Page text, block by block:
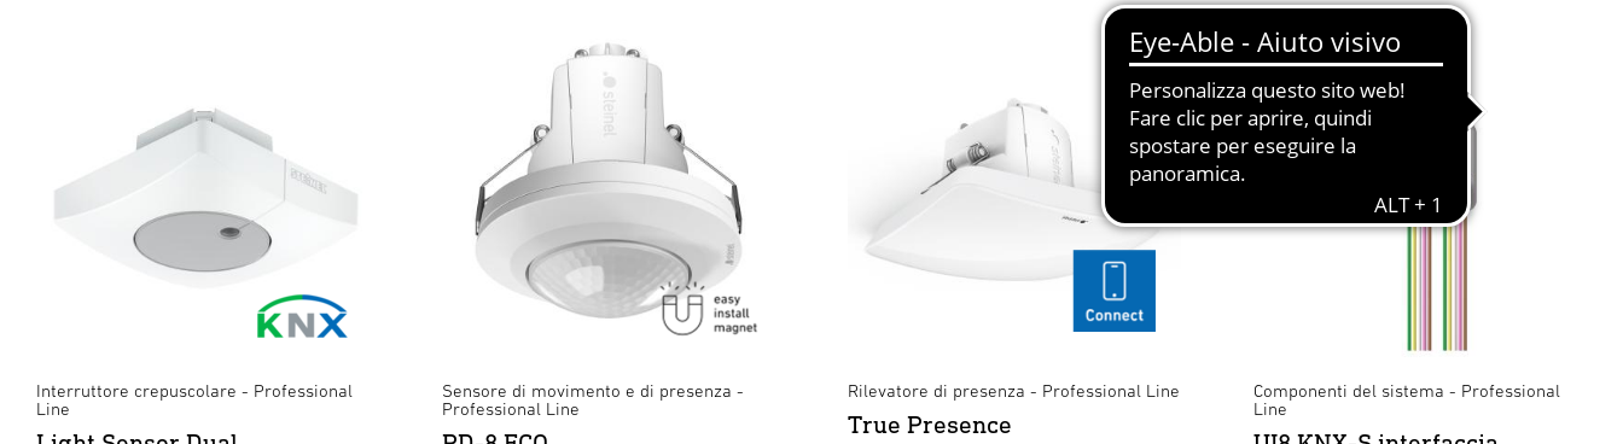
Interruttore crepuscolare - Professional
Line
Sensore di movimento e di presenza -
Professional Line
Rilevatore di presenza - Professional Line
True Presence
Componenti del sistema - Professional
Line